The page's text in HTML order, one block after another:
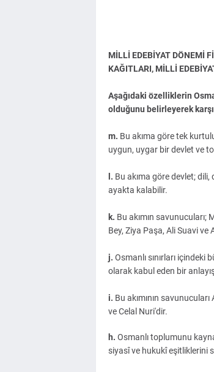
MİLLİ EDEBİYAT DÖNEMİ
KAĞITLARI, MİLLİ
Aşağıdaki özelliklerin
olduğunu belirleyerek
m. Bu akıma göre tek
uygun, uygar bir devlet ve
l. Bu akıma göre devlet;
ayakta kalabilir.
k. Bu akımın savunucuları;
Bey, Ziya Paşa, Ali Suavi ve
j. Osmanlı sınırları
olarak kabul eden bir
i. Bu akımının
ve Celal Nuri'dir.
h. Osmanlı toplumunu
siyasî ve hukukî eşitliklerini